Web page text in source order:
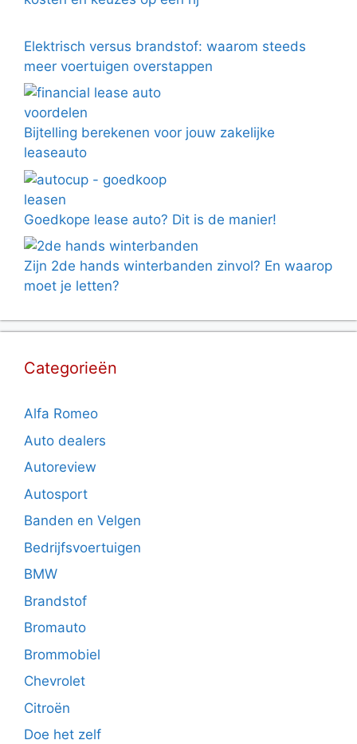
Elektrisch versus brandstof: waarom steeds
meer voertuigen overstappen
Bijtelling berekenen voor jouw zakelijke
leaseauto
Goedkope lease auto? Dit is de manier!
Zijn 2de hands winterbanden zinvol? En waarop
moet je letten?
Categorieën
Alfa Romeo
Auto dealers
Autoreview
Autosport
Banden en Velgen
Bedrijfsvoertuigen
BMW
Brandstof
Bromauto
Brommobiel
Chevrolet
Citroën
Doe het zelf